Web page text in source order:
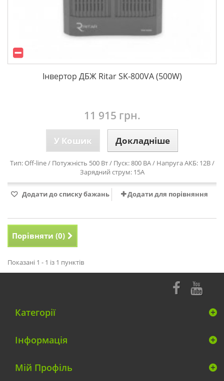
Інвертор ДБЖ Ritar SK-800VA (500W)
11 915 грн.
У Кошик Докладніше
Тип: Off-line / Потужність 500 Вт / Пуск: 800 ВА / Напруга АКБ: 12В /
Зарядний струм: 15А
Додати до списку бажань Додати для порівняння
Порівняти (0)
Показані 1 - 1 із 1 пунктів
Категорії
Інформація
Мій Профіль